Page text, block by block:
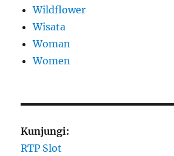
Wildflower
Wisata
Woman
Women
Kunjungi:
RTP Slot